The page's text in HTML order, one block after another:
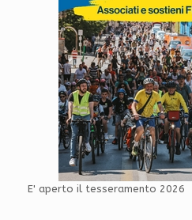
E' aperto il tesseramento 2026